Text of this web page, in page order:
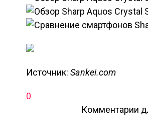
Источник: Sankei.com
0
Комментарии